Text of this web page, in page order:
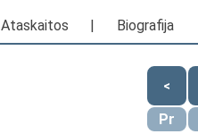
Ataskaitos Biografija
<
Pr